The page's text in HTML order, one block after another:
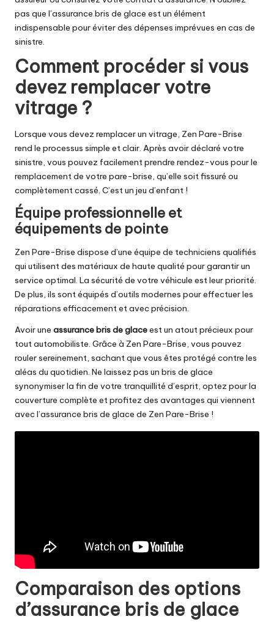
pas que l’assurance bris de glace est un élément
indispensable pour éviter des dépenses imprévues en cas de
sinistre.
Comment procéder si vous
devez remplacer votre
vitrage ?
Lorsque vous devez remplacer un vitrage, Zen Pare-Brise
rend le processus simple et clair. Après avoir déclaré votre
sinistre, vous pouvez facilement prendre rendez-vous pour le
remplacement de votre pare-brise, qu’elle soit fissuré ou
complètement cassé. C’est un jeu d’enfant !
Équipe professionnelle et
équipements de pointe
Zen Pare-Brise dispose d’une équipe de techniciens qualifiés
qui utilisent des matériaux de haute qualité pour garantir un
service optimal. La sécurité de votre véhicule est leur priorité.
De plus, ils sont équipés d’outils modernes pour effectuer les
réparations efficacement et avec précision.
Avoir une assurance bris de glaceest un atout précieux pour
tout automobiliste. Grâce à Zen Pare-Brise, vous pouvez
rouler sereinement, sachant que vous êtes protégé contre les
aléas du quotidien. Ne laissez pas un bris de glace
synonymiser la fin de votre tranquillité d’esprit, optez pour la
couverture complète et profitez des avantages qui viennent
avec l’assurance bris de glace de Zen Pare-Brise !
Comparaison des options
d’assurance bris de glace